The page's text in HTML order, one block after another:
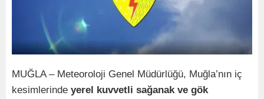
MUĞLA – Meteoroloji Genel Müdürlüğü, Muğla’nın iç
kesimlerinde yerel kuvvetli sağanak ve gök